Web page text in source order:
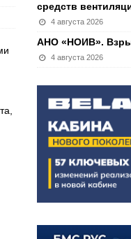
средств
4 августа 2026
АНО «НОИВ».
4 августа 2026